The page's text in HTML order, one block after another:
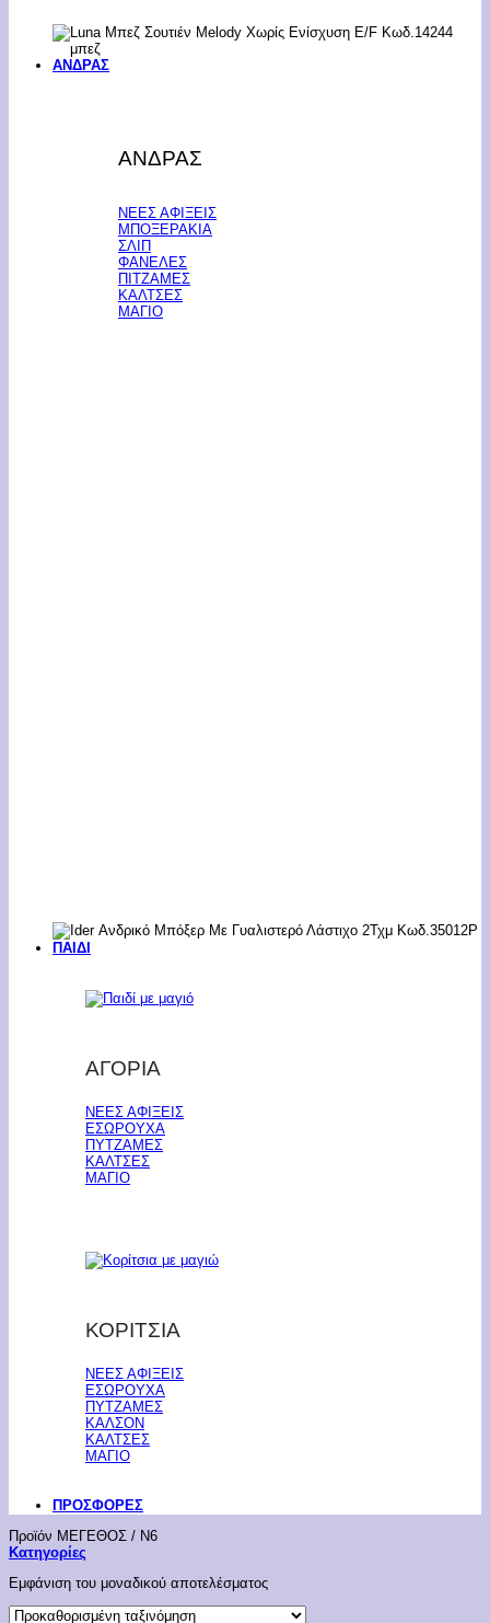
ΑΝΔΡΑΣ
ΑΝΔΡΑΣ
ΝΕΕΣ ΑΦΙΞΕΙΣ
ΜΠΟΞΕΡΑΚΙΑ
ΣΛΙΠ
ΦΑΝΕΛΕΣ
ΠΙΤΖΑΜΕΣ
ΚΑΛΤΣΕΣ
ΜΑΓΙΟ
ΠΑΙΔΙ
ΑΓΟΡΙΑ
ΝΕΕΣ ΑΦΙΞΕΙΣ
ΕΣΩΡΟΥΧΑ
ΠΥΤΖΑΜΕΣ
ΚΑΛΤΣΕΣ
ΜΑΓΙΟ
ΚΟΡΙΤΣΙΑ
ΝΕΕΣ ΑΦΙΞΕΙΣ
ΕΣΩΡΟΥΧΑ
ΠΥΤΖΑΜΕΣ
ΚΑΛΣΟΝ
ΚΑΛΤΣΕΣ
ΜΑΓΙΟ
ΠΡΟΣΦΟΡΕΣ
Προϊόν ΜΕΓΕΘΟΣ / Ν6
Κατηγορίες
Εμφάνιση του μοναδικού αποτελέσματος